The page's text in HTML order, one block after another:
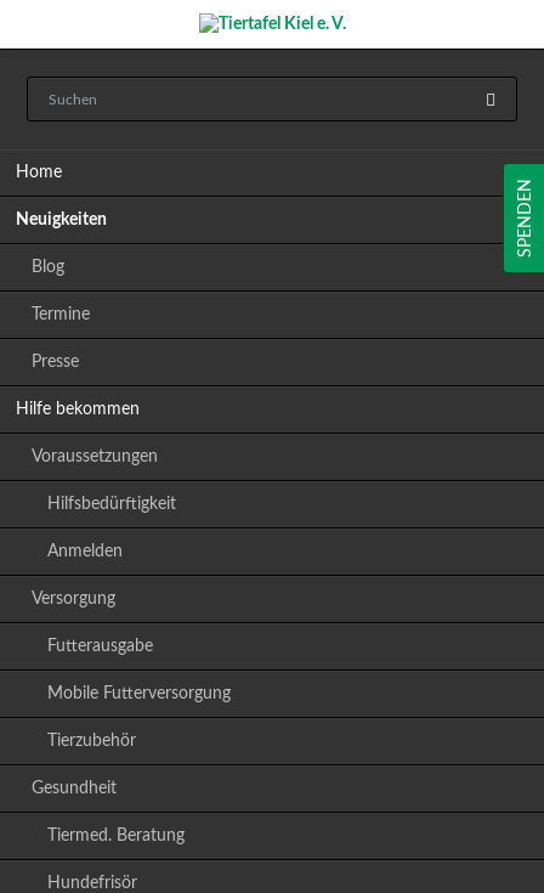
Home
Neuigkeiten
Blog
Termine
Presse
Hilfe bekommen
Voraussetzungen
Hilfsbedürftigkeit
Anmelden
Versorgung
Futterausgabe
Mobile Futterversorgung
Tierzubehör
Gesundheit
Tiermed. Beratung
Hundefrisör
SPENDEN